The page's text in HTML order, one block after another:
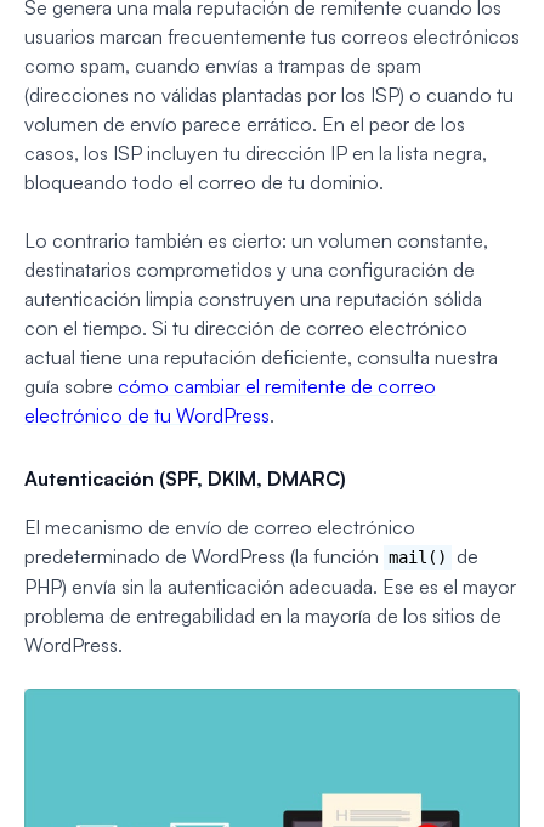
Se genera una mala reputación de remitente cuando los
usuarios marcan frecuentemente tus correos electrónicos
como spam, cuando envías a trampas de spam
(direcciones no válidas plantadas por los ISP) o cuando tu
volumen de envío parece errático. En el peor de los
casos, los ISP incluyen tu dirección IP en la lista negra,
bloqueando todo el correo de tu dominio.
Lo contrario también es cierto: un volumen constante,
destinatarios comprometidos y una configuración de
autenticación limpia construyen una reputación sólida
con el tiempo. Si tu dirección de correo electrónico
actual tiene una reputación deficiente, consulta nuestra
guía sobre cómo cambiar el remitente de correo
electrónico de tu WordPress.
Autenticación (SPF, DKIM, DMARC)
El mecanismo de envío de correo electrónico
predeterminado de WordPress (la función mail()
de
PHP) envía sin la autenticación adecuada. Ese es el mayor
problema de entregabilidad en la mayoría de los sitios de
WordPress.